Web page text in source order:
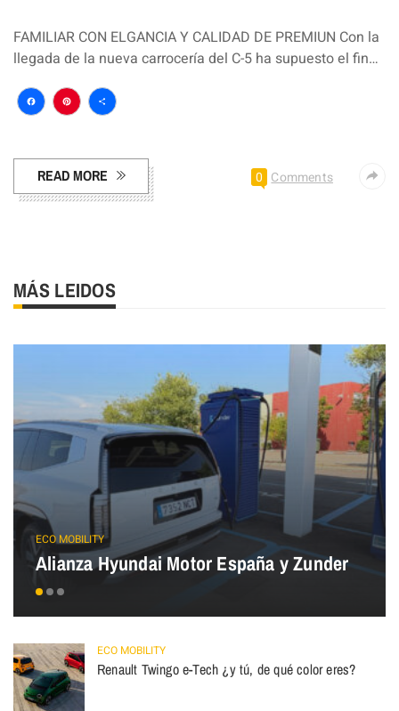
FAMILIAR CON ELGANCIA Y CALIDAD DE PREMIUN Con la
llegada de la nueva carrocería del C-5 ha supuesto el fin…
Facebook
Pinterest
Compartir
READ MORE 0 Comments
MÁS LEIDOS
ECO MOBILITY
Alianza Hyundai Motor España y Zunder
ECO MOBILITY
Renault Twingo e-Tech ¿y tú, de qué color eres?